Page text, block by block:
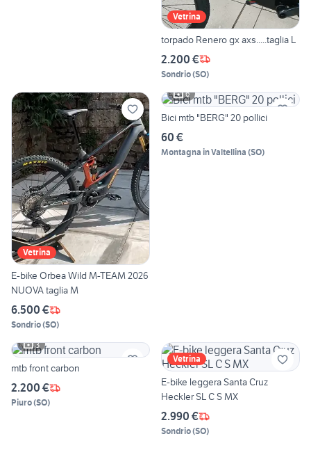
Vetrina
torpado Renero gx axs.....taglia L
2.200 €
Sondrio(SO)
Vetrina
E-bike Orbea Wild M-TEAM 2026
NUOVA taglia M
6.500 €
Sondrio(SO)
6
Bici mtb "BERG" 20 pollici
60 €
Montagna in Valtellina (SO)
3
mtb front carbon
2.200 €
Piuro(SO)
Vetrina
E-bike leggera Santa Cruz
Heckler SL C S MX
2.990 €
Sondrio(SO)